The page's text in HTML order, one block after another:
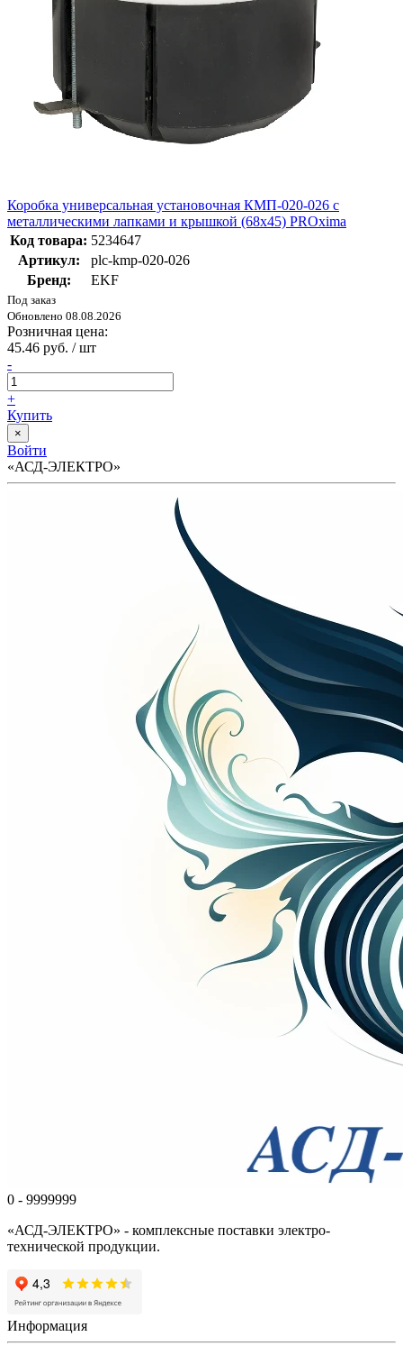
Коробка универсальная установочная КМП-020-026 с
металлическими лапками и крышкой (68х45) PROxima
Код товара: 5234647
Артикул:
plc-kmp-020-026
Бренд:
EKF
Под заказ
Обновлено 08.08.2026
Розничная цена:
45.46 руб. / шт
-
+
Купить
×
Войти
«АСД-ЭЛЕКТРО»
0 - 9999999
«АСД-ЭЛЕКТРО» - комплексные поставки электро-
технической продукции.
Информация